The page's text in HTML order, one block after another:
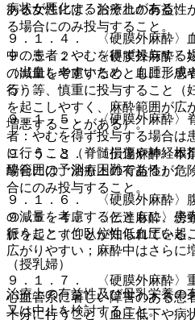
ある女性には、治療上の有益性
る場合にのみ投与すること。
９．５．２． 〈硬膜外麻酔〉
の減量を考慮するとともに、患
行う等、慎重に投与すること（
を起こしやすく、麻酔範囲が広
増悪することがある）。
９．５．３． 〈伝達麻酔〉本
場合には、治療上の有益性が危
合にのみ投与すること。
９．５．４． 〈伝達麻酔〉傍
脈を起こすことが知られている
（授乳婦）
治療上の有益性及び母乳栄養の
又は中止を検討すること。
病状が悪化するおそれがある。
９．１．４． 〈硬膜外麻酔〉
中の患者：やむを得ず投与する
（出血しやすいため、血腫形成
る）。
９．１．５． 〈硬膜外麻酔〉
者：やむを得ず投与する場合は
に行うこと（脊髄損傷や神経根
酔範囲の予測も困難である）。
９．１．６． 〈硬膜外麻酔〉
の減量を考慮するとともに、患
行うこと（仰臥位性低血圧を起
広がりやすい；麻酔中はさらに
９．１．７． 〈硬膜外麻酔〉
心血管系に著しい障害のある患
十分に行うこと（血圧低下や病